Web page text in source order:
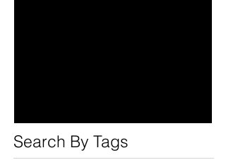
CAST's new program
Search By Tags